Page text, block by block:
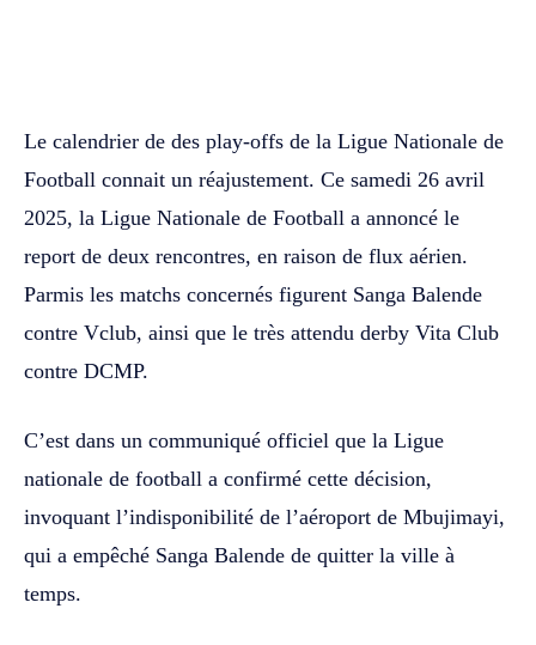
Le calendrier de des play-offs de la Ligue Nationale de
Football connait un réajustement. Ce samedi 26 avril
2025, la Ligue Nationale de Football a annoncé le
report de deux rencontres, en raison de flux aérien.
Parmis les matchs concernés figurent Sanga Balende
contre Vclub, ainsi que le très attendu derby Vita Club
contre DCMP.
C’est dans un communiqué officiel que la Ligue
nationale de football a confirmé cette décision,
invoquant l’indisponibilité de l’aéroport de Mbujimayi,
qui a empêché Sanga Balende de quitter la ville à
temps.